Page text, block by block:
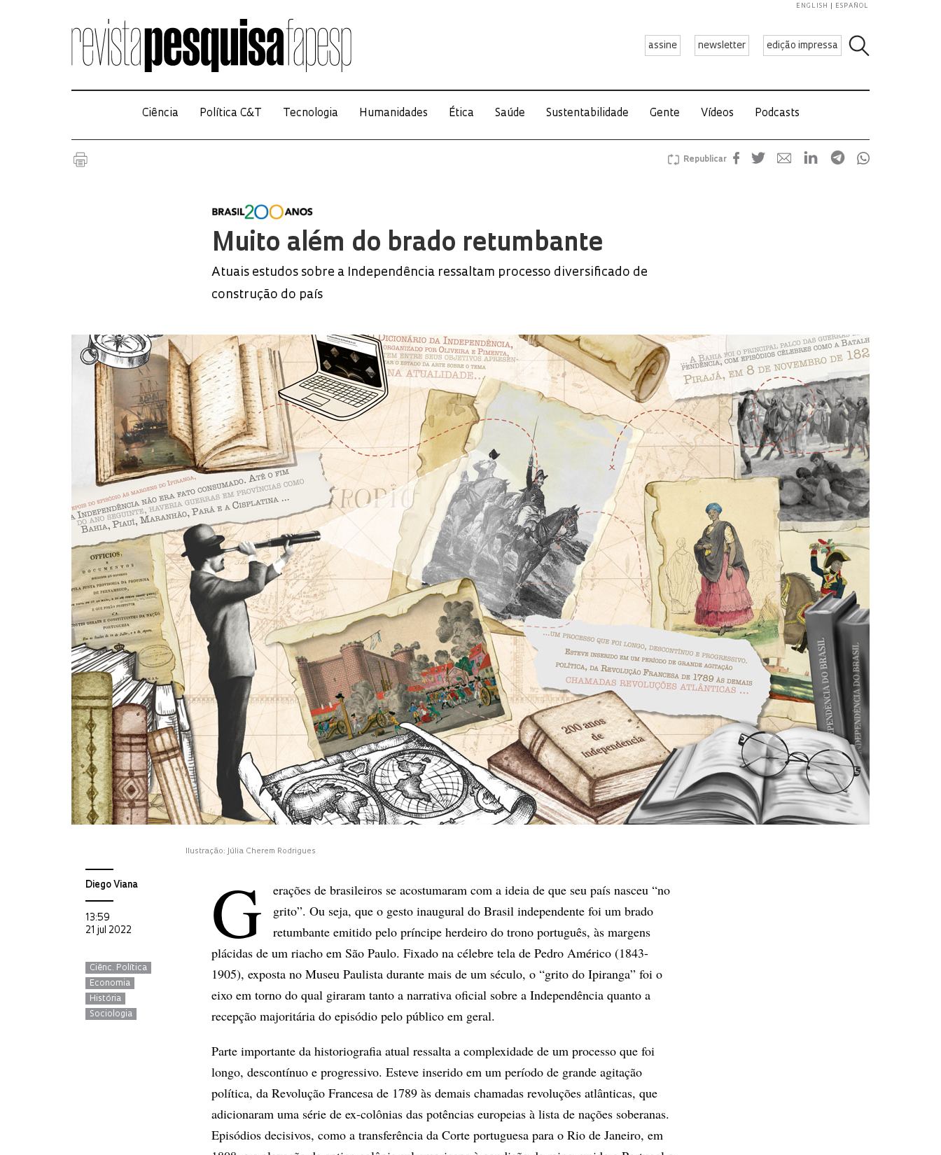
assine newsletter edição impressa
ENGLISH ESPAÑOL
Ciência Política C&T Tecnologia Humanidades Ética Saúde Sustentabilidade Gente Vídeos Podcasts
Republicar
Muito além do brado retumbante
Atuais estudos sobre a Independência ressaltam processo diversificado de
construção do país
Ilustração: Júlia Cherem Rodrigues
Diego Viana
13:59
21 jul 2022
Ciênc. Política
Economia
História
Sociologia
G
erações de brasileiros se acostumaram com a ideia de que seu país nasceu “no
grito”. Ou seja, que o gesto inaugural do Brasil independente foi um brado
retumbante emitido pelo príncipe herdeiro do trono português, às margens
plácidas de um riacho em São Paulo. Fixado na célebre tela de Pedro Américo (1843-
1905), exposta no Museu Paulista durante mais de um século, o “grito do Ipiranga” foi o
eixo em torno do qual giraram tanto a narrativa oficial sobre a Independência quanto a
recepção majoritária do episódio pelo público em geral.
Parte importante da historiografia atual ressalta a complexidade de um processo que foi
longo, descontínuo e progressivo. Esteve inserido em um período de grande agitação
política, da Revolução Francesa de 1789 às demais chamadas revoluções atlânticas, que
adicionaram uma série de ex-colônias das potências europeias à lista de nações soberanas.
Episódios decisivos, como a transferência da Corte portuguesa para o Rio de Janeiro, em